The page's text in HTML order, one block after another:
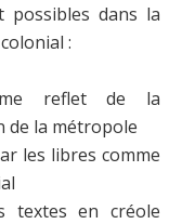
possibles dans la
:
reflet de la
de la métropole
les libres comme
textes en créole